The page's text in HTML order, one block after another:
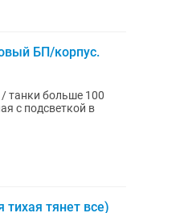
БП/корпус.
танки больше 100
с подсветкой в
тихая тянет все)